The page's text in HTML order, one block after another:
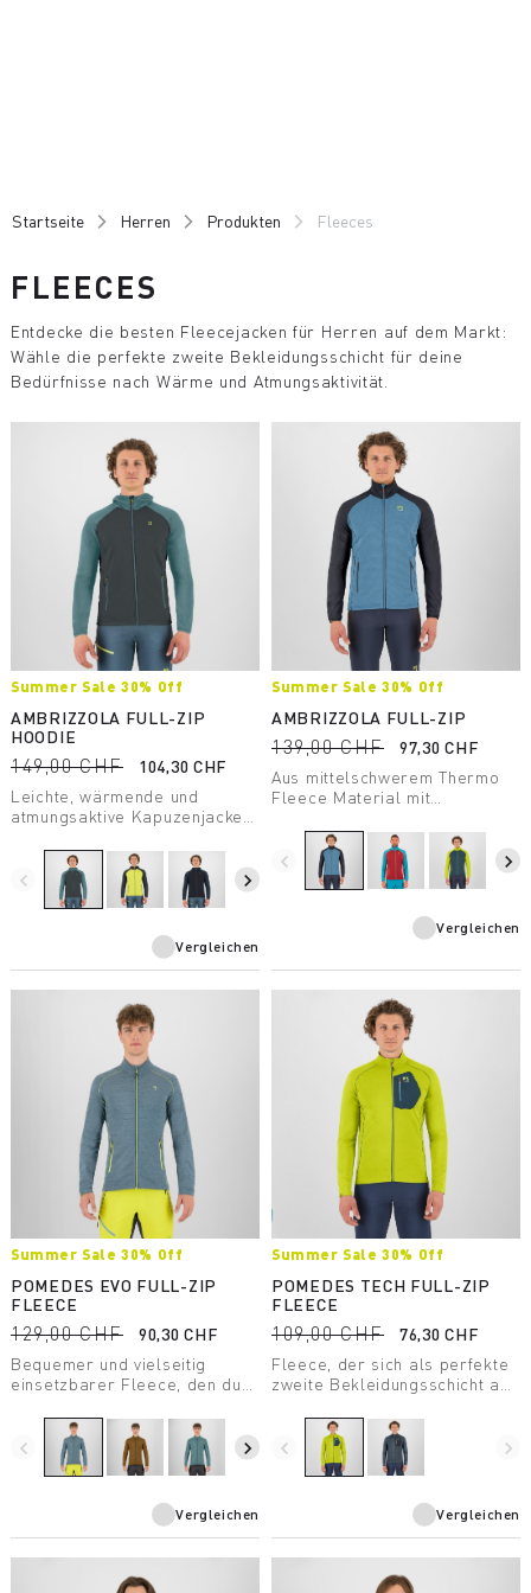
Startseite Herren Produkten Fleeces
FLEECES
Entdecke die besten Fleecejacken für Herren auf dem Markt:
Wähle die perfekte zweite Bekleidungsschicht für deine
Bedürfnisse nach Wärme und Atmungsaktivität.
Summer Sale 30% Off
AMBRIZZOLA FULL-ZIP
HOODIE
149,00 CHF
104,30 CHF
Leichte, wärmende und
atmungsaktive Kapuzenjacke
Material. Entwickelt für
sommerliche Outdoor-
Aktivitäten.
navigate_before navigate_next
Vergleichen
Summer Sale 30% Off
AMBRIZZOLA FULL-ZIP
139,00 CHF
97,30 CHF
Aus mittelschwerem Thermo
Fleece Material mit
auf der Innenseite für
hervorragende
Atmungsaktivität, Leichtigkeit
navigate_before navigate_next
Vergleichen
Summer Sale 30% Off
POMEDES EVO FULL-ZIP
FLEECE
129,00 CHF
90,30 CHF
Bequemer und vielseitig
einsetzbarer Fleece, den du
mitnehmen kannst. Perfekt
geeignet als leichte, zweite
Bekleidungsschicht an
navigate_before navigate_next
Vergleichen
Summer Sale 30% Off
POMEDES TECH FULL-ZIP
FLEECE
109,00 CHF
76,30 CHF
Fleece, der sich als perfekte
zweite Bekleidungsschicht an
mit einer Brusttasche mit
Reißverschluss ausgestattet
und lässt sich problemlos mit
navigate_before navigate_next
Vergleichen